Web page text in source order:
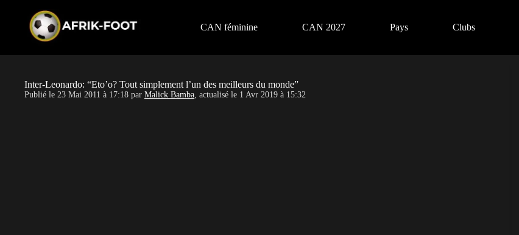
CAN féminine CAN 2027 Pays Clubs
Inter-Leonardo: “Eto’o? Tout simplement l’un des meilleurs du monde”
Publié le 23 Mai 2011 à 17:18 par Malick Bamba, actualisé le 1 Avr 2019 à 15:32